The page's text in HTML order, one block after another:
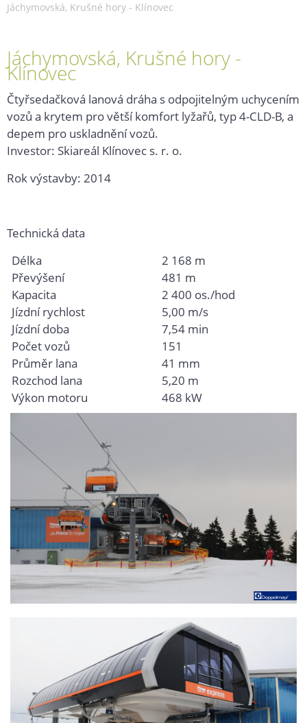
Jáchymovská, Krušné hory - Klínovec
Jáchymovská, Krušné hory -
Klínovec
Čtyřsedačková lanová dráha s odpojitelným uchycením
vozů a krytem pro větší komfort lyžařů, typ 4-CLD-B, a
depem pro uskladnění vozů.
Investor: Skiareál Klínovec s. r. o.
Rok výstavby: 2014
Technická data
Délka
2 168 m
Převýšení
481 m
Kapacita
2 400 os./hod
Jízdní rychlost
5,00 m/s
Jízdní doba
7,54 min
Počet vozů
151
Průměr lana
41 mm
Rozchod lana
5,20 m
Výkon motoru
468 kW